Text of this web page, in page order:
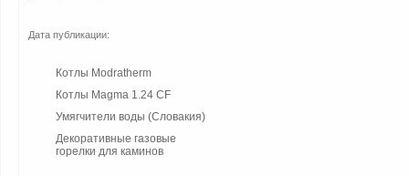
Дата публикации:
Котлы Modratherm
Котлы Magma 1.24 CF
Умягчители воды (Словакия)
Декоративные газовые
горелки для каминов